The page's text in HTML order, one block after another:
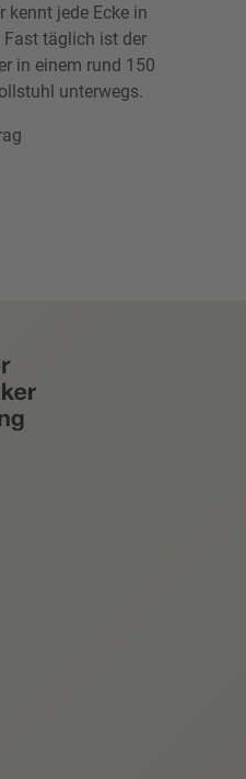
kennt jede Ecke in
Fast täglich ist der
in einem rund 150
unterwegs.